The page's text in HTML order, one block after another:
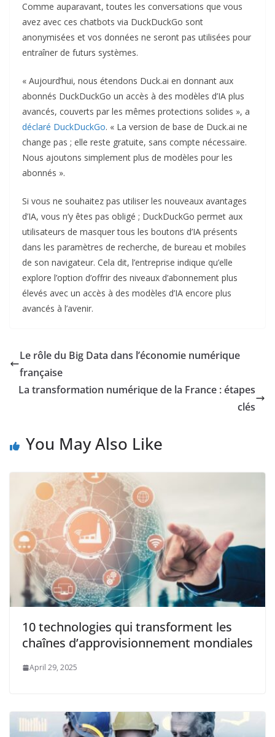
Comme auparavant, toutes les conversations que vous
avez avec ces chatbots via DuckDuckGo sont
anonymisées et vos données ne seront pas utilisées pour
entraîner de futurs systèmes.
« Aujourd’hui, nous étendons Duck.ai en donnant aux
abonnés DuckDuckGo un accès à des modèles d’IA plus
avancés, couverts par les mêmes protections solides », a
déclaré DuckDuckGo. « La version de base de Duck.ai ne
change pas ; elle reste gratuite, sans compte nécessaire.
Nous ajoutons simplement plus de modèles pour les
abonnés ».
Si vous ne souhaitez pas utiliser les nouveaux avantages
d’IA, vous n’y êtes pas obligé ; DuckDuckGo permet aux
utilisateurs de masquer tous les boutons d’IA présents
dans les paramètres de recherche, de bureau et mobiles
de son navigateur. Cela dit, l’entreprise indique qu’elle
explore l’option d’offrir des niveaux d’abonnement plus
élevés avec un accès à des modèles d’IA encore plus
avancés à l’avenir.
Le rôle du Big Data dans l’économie numérique
française
La transformation numérique de la France : étapes
clés
You May Also Like
10 technologies qui transforment les
chaînes d’approvisionnement mondiales
April 29, 2025